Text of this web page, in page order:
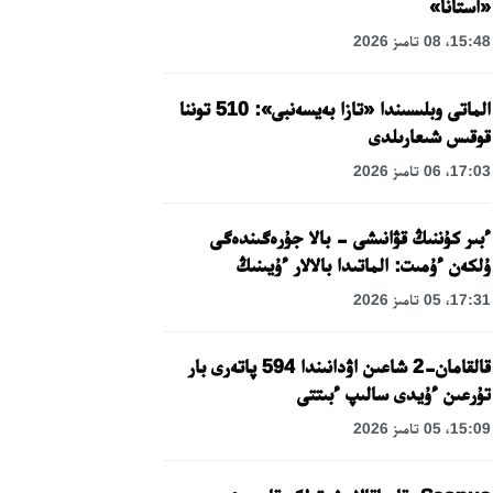
«استانا»
15:48، 08 تامىز 2026
الماتى وبلىسىندا «تازا بەيسەنبى»: 510 توننا
قوقىس شىعارىلدى
17:03، 06 تامىز 2026
ءبىر كۇننىڭ قۋانىشى - بالا جۇرەگىندەگى
ۇلكەن ءۇمىت: الماتىدا بالالار ءۇيىنىڭ
تاربيەلەنۋشىلەرىنە مەرەكەلىك كۇن
17:31، 05 تامىز 2026
قالقامان-2 شاعىن اۋدانىندا 594 پاتەرى بار
تۇرعىن ءۇيدى سالىپ ءبىتتى
15:09، 05 تامىز 2026